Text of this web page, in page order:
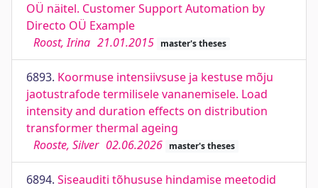
OÜ näitel. Customer Support Automation by
Directo OÜ Example
Roost, Irina 21.01.2015 master's theses
6893. Koormuse intensiivsuse ja kestuse mõju
jaotustrafode termilisele vananemisele. Load
intensity and duration effects on distribution
transformer thermal ageing
Rooste, Silver 02.06.2026 master's theses
6894. Siseauditi tõhususe hindamise meetodid